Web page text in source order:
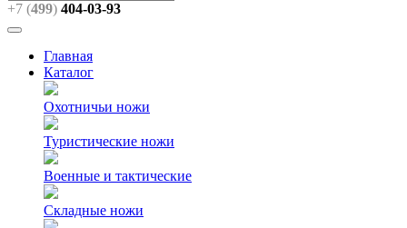
+7 (499) 404-03-93
Главная
Каталог
Охотничьи ножи
Туристические ножи
Военные и тактические
Складные ножи